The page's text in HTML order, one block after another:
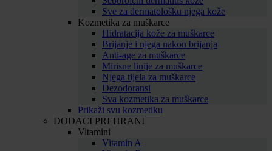
Sve za dermatološku njega kože
Kozmetika za muškarce
Hidratacija kože za muškarce
Brijanje i njega nakon brijanja
Anti-age za muškarce
Mirisne linije za muškarce
Njega tijela za muškarce
Dezodoransi
Sva kozmetika za muškarce
Prikaži svu kozmetiku
DODACI PREHRANI
Vitamini
Vitamin A